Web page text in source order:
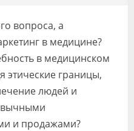
вопроса, а
в медицине?
в медицинском
этические границы,
людей и
и продажами?